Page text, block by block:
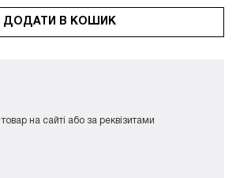
ДОДАТИ В КОШИК
товар на сайті або за реквізитами